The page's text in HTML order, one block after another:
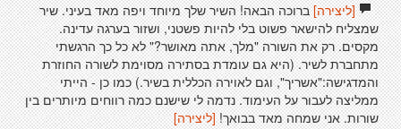
[ליצירה]ברוכה הבאה! השיר שלך מיוחד ויפה מאד בעיני. שיר
שמצליח להישאר פשוט בלי להיות פשטני, ושזור בערגה עדינה.
מקסים. רק את השורה "מלך, אתה מאושר?" לא כל כך הרגשתי
מתחברת לשיר. (היא גם עומדת בסתירה מסוימת לשורה החוזרת
והמדגישה:"אשריך", וגם לאוירה הכללית בשיר.) כמו כן - הייתי
ממליצה לעבור על העימוד. נדמה לי שישנם כמה רווחים מיותרים בין
שורות. אני שמחה מאד בבואך! [ליצירה]